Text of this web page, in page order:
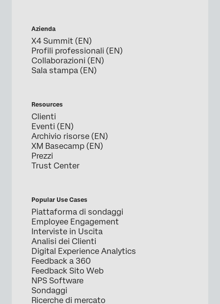
Azienda
X4 Summit (EN)
Profili professionali (EN)
Collaborazioni (EN)
Sala stampa (EN)
Resources
Clienti
Eventi (EN)
Archivio risorse (EN)
XM Basecamp (EN)
Prezzi
Trust Center
Popular Use Cases
Piattaforma di sondaggi
Employee Engagement
Interviste in Uscita
Analisi dei Clienti
Digital Experience Analytics
Feedback a 360
Feedback Sito Web
NPS Software
Sondaggi
Ricerche di mercato